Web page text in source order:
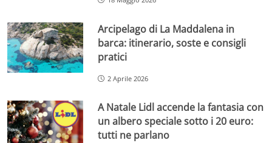
Arcipelago di La Maddalena in
barca: itinerario, soste e consigli
pratici
2 Aprile 2026
A Natale Lidl accende la fantasia con
un albero speciale sotto i 20 euro:
tutti ne parlano